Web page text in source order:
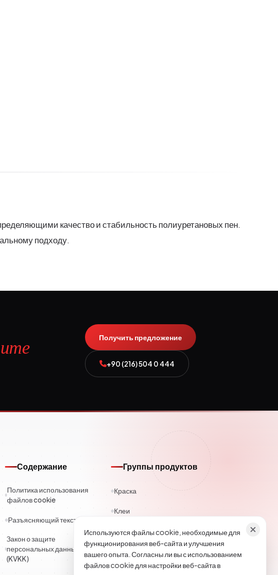
качество и стабильность полиуретановых пен.
подходу.
Получить предложение
+90 (216) 504 0 444
Содержание
Политика использования
файлов cookie
Разъясняющий текст
Закон о защите
персональных данных
(KVKK)
Группы продуктов
Краска
Клеи
Каучук
Полиэстер
Строительная химия
Используются файлы cookie, необходимые для
функционирования веб-сайта и улучшения
вашего опыта. Согласны ли вы с использованием
файлов cookie для настройки веб-сайта в